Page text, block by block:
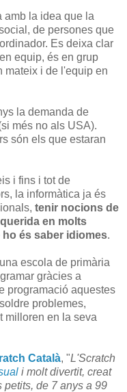
amb la idea que la
de persones que
Es deixa clar
equip, és en grup
mateix i de l'equip en
la demanda de
més no als USA).
són els que estaran
i fins i tot de
la informàtica ja és
tenir nocions de
en molts
ho és saber idiomes.
escola de primària
gràcies a
programació aquestes
problemes,
milloren en la seva
Català, "L'Scratch
i molt divertit, creat
de 7 anys a 99